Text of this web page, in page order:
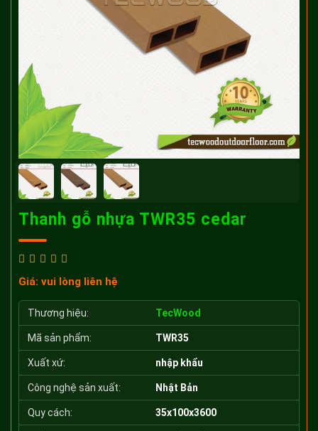
Thanh gỗ nhựa TWR35 cedar
Giá: vui lòng liên hệ
Thương hiệu: TecWood
Mã sản phẩm: TWR35
Xuất xứ: nhập khẩu
Công nghệ sản xuất: Nhật Bản
Quy cách: 35x100x3600